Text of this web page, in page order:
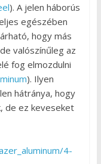
). A jelen háborús
egészében
hogy más
valószínűleg az
fog elmozdulni
). Ilyen
hátránya, hogy
de ez keveseket
4-